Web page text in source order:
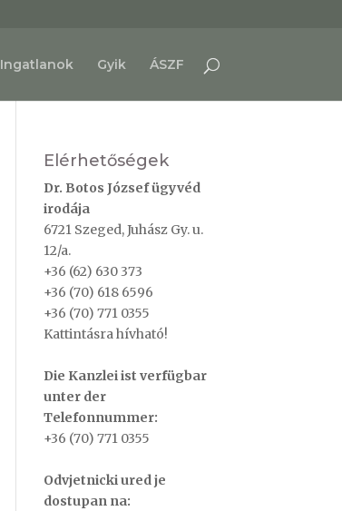
Ingatlanok Gyik ÁSZF
Elérhetőségek
Dr. Botos József ügyvéd
irodája
6721 Szeged, Juhász Gy. u.
12/a.
+36 (62) 630 373
+36 (70) 618 6596
+36 (70) 771 0355
Kattintásra hívható!
Die Kanzlei ist verfügbar
unter der
Telefonnummer:
+36 (70) 771 0355
Odvjetnicki ured je
dostupan na: